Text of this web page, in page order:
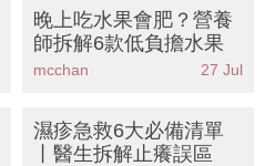
晚上吃水果會肥？營養
師拆解6款低負擔水果
mcchan 27 Jul
濕疹急救6大必備清單
丨醫生拆解止癢誤區